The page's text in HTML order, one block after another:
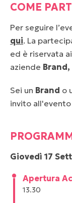
COME
Per seguire
qui. La
ed è riservata ai
aziende
Sei un Brand o
invito
Giovedì 17
Apertura
13.30